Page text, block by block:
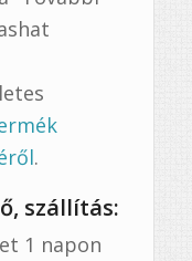
.
szállítás:
1 napon